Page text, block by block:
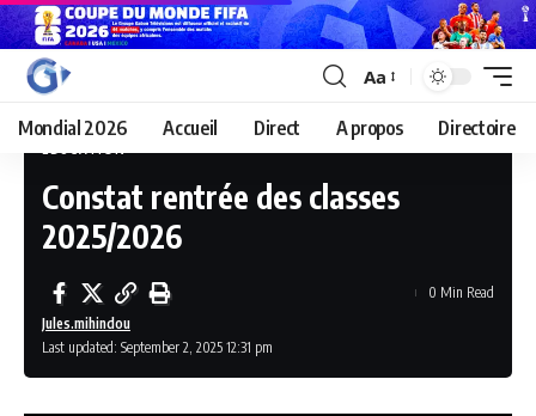
Aa
Mondial 2026 Accueil Direct A propos Directoire
EDUCATION
Constat rentrée des classes
2025/2026
Last updated: September 2, 2025 12:31 pm
Jules.mihindou
0 Min Read